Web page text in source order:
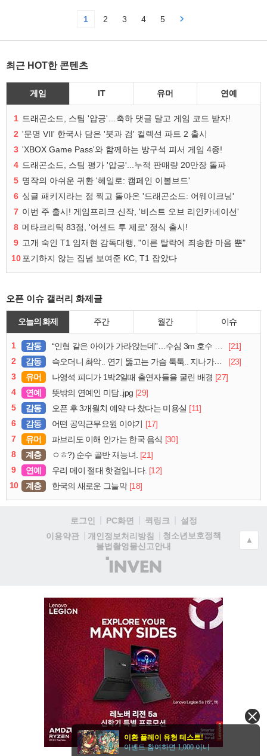
1 2 3 4 5
최근 HOT한 콘텐츠
게임 IT 유머 연예
1 드래곤소드, 스팀 '압긍'…축하 댓글 달고 게임 코드 받자!
2 '문명 VII' 한국사 담은 '붓과 검' 컬렉션 파트 2 출시
3 'XBOX Game Pass'와 함께하는 방구석 피서 게임 4종!
4 드래곤소드, 스팀 평가 '압긍'...누적 판매량 20만장 돌파
5 명작의 아쉬운 귀환 '헤일로: 캠페인 이볼브드'
6 싱글 패키지라는 점 찍고 돌아온 '드래곤소드: 어웨이크닝'
7 이번 주 출시! 게임프리크 신작, '비스트 오브 리인카네이션'
8 메타크리틱 83점, '어센드 투 제로' 정식 출시!
9 고개 숙인 T1 임재현 감독대행, "이른 탈락에 죄송한 마음 뿐"
10 포기하지 않는 집념 보여준 KC, T1 잡았다
오픈 이슈 갤러리 화제글
오늘의 화제 주간 월간 이슈
1 감동 “인형 같은 아이가 가라앉는데”…수심 3m 호수 뛰어든 60대 의인
[21]
2
감동 슥오더니 촤악.. 연기 뚫고는 가슴 툭툭.. 지나가던 아재의 정체
[23]
3
유머 나영석 피디가 1박2일때 출연자들을 굴린 배경 [27]
4
연예 뜻밖의 연예인 미담..jpg [29]
5
감동 오픈 후 3개월치 예약 다 찼다는 미용실 [11]
6
감동 어떤 공익근무요원 이야기 [17]
7
유머 파브리도 이해 안가는 한국 음식 [30]
8
계층 ㅇㅎ?) 순수 골반 재능녀. [21]
9
연예 우리 메이 절대 핫걸입니다. [12]
10
계층 한국의 새로운 그늘막 [18]
로그인 PC화면 퀵링크
설정
이용약관
개인정보처리방침
청소년보호정책
불법촬영물신고안내
(주)
인
▲
이환 플레이 유형 테스트!
이벤트 참여하면 1,000 이니